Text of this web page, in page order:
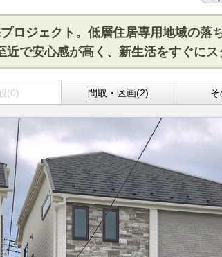
ロジェクト。低層住居専用地域の落
で安心感が高く、新生活をすぐに
(0) 間取・区画(2)